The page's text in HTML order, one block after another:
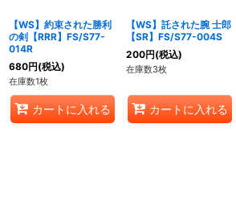
絞り込む
【WS】約束された勝利
の剣【RRR】FS/S77-
014R
680円(税込)
在庫数1枚
カートに入れる
【WS】託された腕 士郎
【SR】FS/S77-004S
200円(税込)
在庫数3枚
カートに入れる